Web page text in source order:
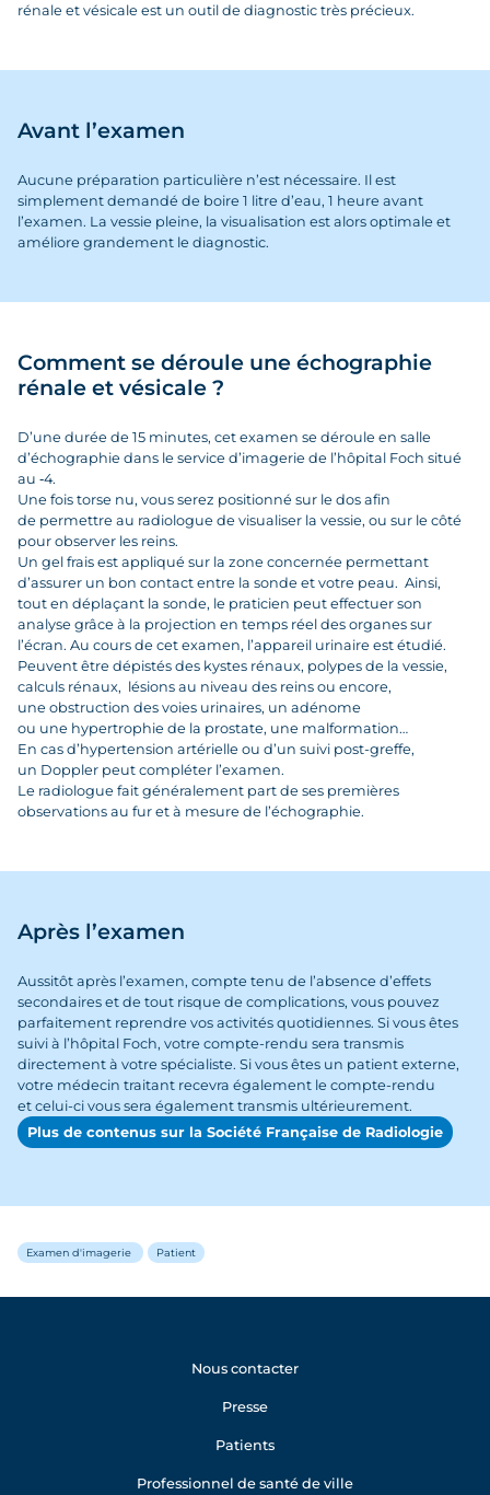
rénale et vésicale est un outil de diagnostic très précieux.
Avant l’examen
Aucune préparation particulière n’est nécessaire. Il est
simplement demandé de boire 1 litre d’eau, 1 heure avant
l’examen. La vessie pleine, la visualisation est alors optimale et
améliore grandement le diagnostic.
Comment se déroule une échographie
rénale et vésicale ?
D’une durée de 15 minutes, cet examen se déroule en salle
d’échographie dans le service d’imagerie de l’hôpital Foch situé
au ‑4.
Une fois torse nu, vous serez positionné sur le dos afin
de permettre au radiologue de visualiser la vessie, ou sur le côté
pour observer les reins.
Un gel frais est appliqué sur la zone concernée permettant
d’assurer un bon contact entre la sonde et votre peau. Ainsi,
tout en déplaçant la sonde, le praticien peut effectuer son
analyse grâce à la projection en temps réel des organes sur
l’écran. Au cours de cet examen, l’appareil urinaire est étudié.
Peuvent être dépistés des kystes rénaux, polypes de la vessie,
calculs rénaux, lésions au niveau des reins ou encore,
une obstruction des voies urinaires, un adénome
ou une hypertrophie de la prostate, une malformation…
En cas d’hypertension artérielle ou d’un suivi post-greffe,
un Doppler peut compléter l’examen.
Le radiologue fait généralement part de ses premières
observations au fur et à mesure de l’échographie.
Après l’examen
Aussitôt après l’examen, compte tenu de l’absence d’effets
secondaires et de tout risque de complications, vous pouvez
parfaitement reprendre vos activités quotidiennes. Si vous êtes
suivi à l’hôpital Foch, votre compte-rendu sera transmis
directement à votre spécialiste. Si vous êtes un patient externe,
votre médecin traitant recevra également le compte-rendu
et celui-ci vous sera également transmis ultérieurement.
Plus de contenus sur la Société Française de Radiologie
Examen d'imagerie Patient
Nous contacter
Presse
Patients
Professionnel de santé de ville